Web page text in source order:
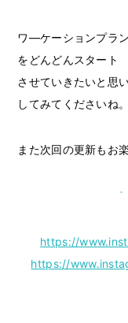
ワ―ケーションプラ
をどんどんスタート
させていきたいと思
してみてくださいね。
また次回の更新もお
https://
https://